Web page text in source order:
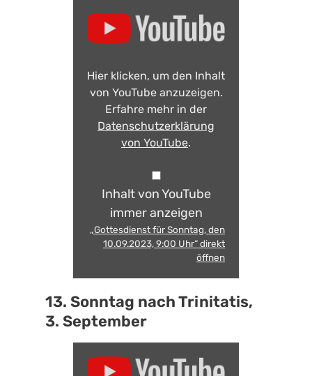
Hier klicken, um den Inhalt
von YouTube anzuzeigen.
Erfahre mehr in der
Datenschutzerklärung
von YouTube.
Inhalt von YouTube
immer anzeigen
„Gottesdienst für Sonntag, den
10.09.2023, 9:00 Uhr“ direkt
öffnen
13. Sonntag nach Trinitatis,
3. September